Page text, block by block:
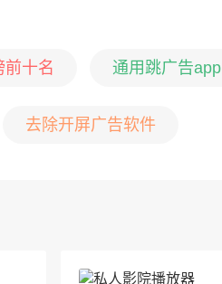
前十名 通用跳广告app
去除开屏广告软件